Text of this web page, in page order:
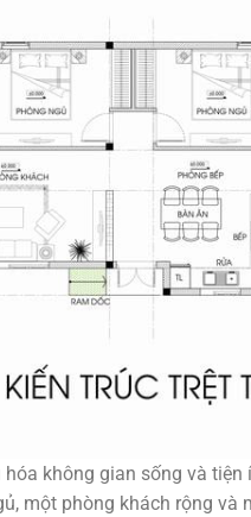
không gian sống và tiện
một phòng khách rộng và